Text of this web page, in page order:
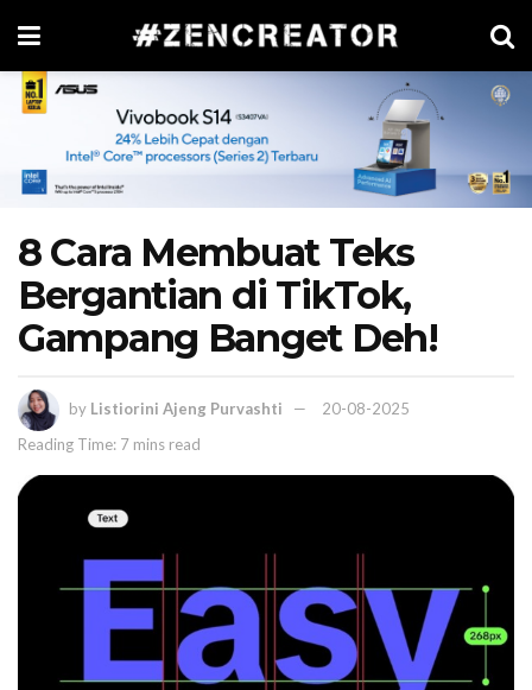
8 Cara Membuat Teks
Bergantian di TikTok,
Gampang Banget Deh!
by Listiorini Ajeng Purvashti
20-08-2025
Reading Time: 7 mins read